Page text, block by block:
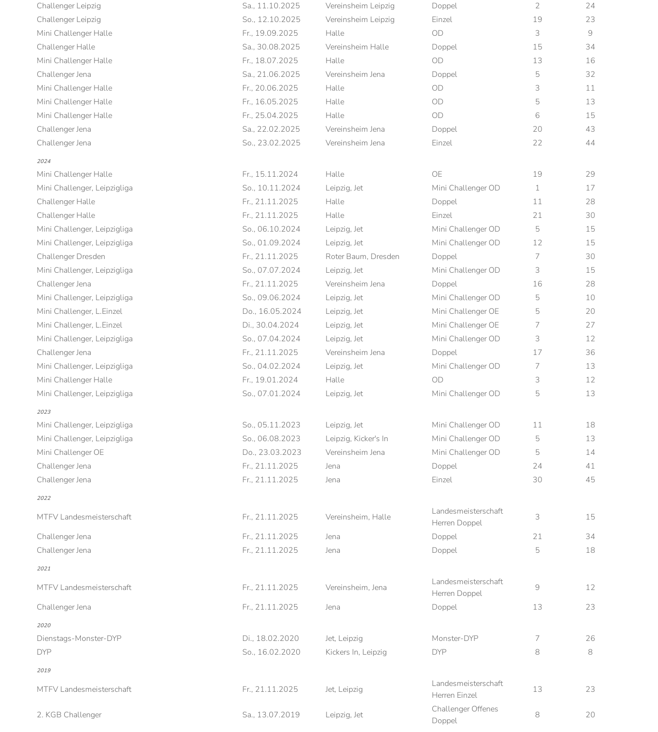
Challenger Leipzig
Sa., 11.10.2025 Vereinsheim Leipzig Doppel 2
24
Challenger Leipzig
So., 12.10.2025 Vereinsheim Leipzig Einzel 19
23
Mini Challenger Halle
Fr., 19.09.2025 Halle OD 3
9
Challenger Halle
Sa., 30.08.2025 Vereinsheim Halle Doppel 15
34
Mini Challenger Halle
Fr., 18.07.2025 Halle OD 13
16
Challenger Jena
Sa., 21.06.2025 Vereinsheim Jena Doppel 5
32
Mini Challenger Halle
Fr., 20.06.2025 Halle OD 3
11
Mini Challenger Halle
Fr., 16.05.2025 Halle OD 5
13
Mini Challenger Halle
Fr., 25.04.2025 Halle OD 6
15
Challenger Jena
Sa., 22.02.2025 Vereinsheim Jena Doppel 20
43
Challenger Jena
So., 23.02.2025 Vereinsheim Jena Einzel 22 44
2024
Mini Challenger Halle Fr., 15.11.2024 Halle OE 19
29
Mini Challenger, Leipzigliga
So., 10.11.2024 Leipzig, Jet Mini Challenger OD 1
17
Challenger Halle
Fr., 21.11.2025 Halle Doppel 11
28
Challenger Halle
Fr., 21.11.2025 Halle Einzel 21
30
Mini Challenger, Leipzigliga
So., 06.10.2024 Leipzig, Jet Mini Challenger OD 5
15
Mini Challenger, Leipzigliga
So., 01.09.2024 Leipzig, Jet Mini Challenger OD 12
15
Challenger Dresden
Fr., 21.11.2025 Roter Baum, Dresden Doppel 7
30
Mini Challenger, Leipzigliga
So., 07.07.2024 Leipzig, Jet Mini Challenger OD 3
15
Challenger Jena
Fr., 21.11.2025 Vereinsheim Jena Doppel 16
28
Mini Challenger, Leipzigliga
So., 09.06.2024 Leipzig, Jet Mini Challenger OD 5
10
Mini Challenger, L.Einzel
Do., 16.05.2024 Leipzig, Jet Mini Challenger OE 5
20
Mini Challenger, L.Einzel
Di., 30.04.2024 Leipzig, Jet Mini Challenger OE 7
27
Mini Challenger, Leipzigliga
So., 07.04.2024 Leipzig, Jet Mini Challenger OD 3
12
Challenger Jena
Fr., 21.11.2025 Vereinsheim Jena Doppel 17
36
Mini Challenger, Leipzigliga
So., 04.02.2024 Leipzig, Jet Mini Challenger OD 7
13
Mini Challenger Halle
Fr., 19.01.2024 Halle OD 3
12
Mini Challenger, Leipzigliga
So., 07.01.2024 Leipzig, Jet Mini Challenger OD 5 13
2023
Mini Challenger, Leipzigliga So., 05.11.2023 Leipzig, Jet Mini Challenger OD 11
18
Mini Challenger, Leipzigliga
So., 06.08.2023 Leipzig, Kicker's In Mini Challenger OD 5
13
Mini Challenger OE
Do., 23.03.2023 Vereinsheim Jena Mini Challenger OD 5
14
Challenger Jena
Fr., 21.11.2025 Jena Doppel 24
41
Challenger Jena
Fr., 21.11.2025 Jena Einzel 30 45
2022
MTFV Landesmeisterschaft Fr., 21.11.2025 Vereinsheim, Halle
Landesmeisterschaft
Herren Doppel
3
15
Challenger Jena
Fr., 21.11.2025 Jena Doppel 21
34
Challenger Jena
Fr., 21.11.2025 Jena Doppel 5 18
2021
MTFV Landesmeisterschaft Fr., 21.11.2025 Vereinsheim, Jena
Landesmeisterschaft
Herren Doppel
9
12
Challenger Jena
Fr., 21.11.2025 Jena Doppel 13 23
2020
Dienstags-Monster-DYP Di., 18.02.2020 Jet, Leipzig Monster-DYP 7
26
DYP
So., 16.02.2020 Kickers In, Leipzig DYP 8 8
2019
MTFV Landesmeisterschaft Fr., 21.11.2025 Jet, Leipzig
Landesmeisterschaft
Herren Einzel
13 23
2. KGB Challenger Sa., 13.07.2019 Leipzig, Jet
Challenger Offenes
Doppel
8 20